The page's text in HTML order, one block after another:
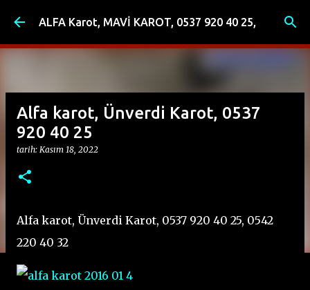
Ana içeriğe atla
ALFA Karot, MAVİ KAROT, 0537 920 40 25,
Alfa karot, Ünverdi Karot, 0537
920 40 25
tarih: Kasım 18, 2022
Alfa karot, Ünverdi Karot, 0537 920 40 25, 0542
220 40 32